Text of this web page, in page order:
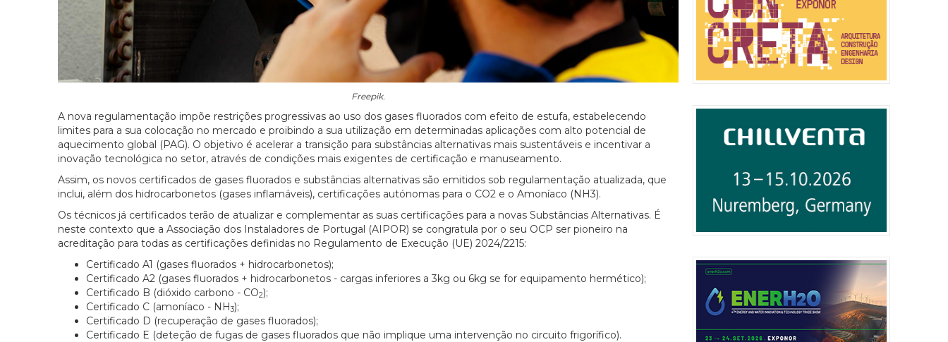
Freepik.
A nova regulamentação impõe restrições progressivas ao uso dos gases fluorados com efeito de estufa, estabelecendo
limites para a sua colocação no mercado e proibindo a sua utilização em determinadas aplicações com alto potencial de
aquecimento global (PAG). O objetivo é acelerar a transição para substâncias alternativas mais sustentáveis e incentivar a
inovação tecnológica no setor, através de condições mais exigentes de certificação e manuseamento.
Assim, os novos certificados de gases fluorados e substâncias alternativas são emitidos sob regulamentação atualizada, que
inclui, além dos hidrocarbonetos (gases inflamáveis), certificações autónomas para o CO2 e o Amoníaco (NH3).
Os técnicos já certificados terão de atualizar e complementar as suas certificações para a novas Substâncias Alternativas. É
neste contexto que a Associação dos Instaladores de Portugal (AIPOR) se congratula por o seu OCP ser pioneiro na
acreditação para todas as certificações definidas no Regulamento de Execução (UE) 2024/2215:
Certificado A1 (gases fluorados + hidrocarbonetos);
Certificado A2 (gases fluorados + hidrocarbonetos - cargas inferiores a 3kg ou 6kg se for equipamento hermético);
Certificado B (dióxido carbono - CO2);
Certificado C (amoníaco - NH3);
Certificado D (recuperação de gases fluorados);
Certificado E (deteção de fugas de gases fluorados que não implique uma intervenção no circuito frigorífico).